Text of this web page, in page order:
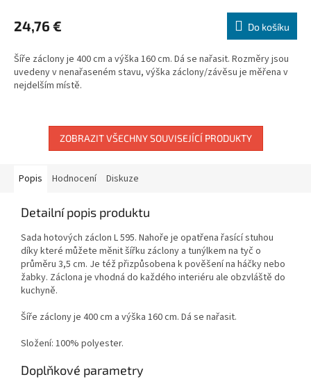
24,76 € Do košíku
Šíře záclony je 400 cm a výška 160 cm. Dá se nařasit. Rozměry jsou
uvedeny v nenařaseném stavu, výška záclony/závěsu je měřena v
nejdelším místě.
ZOBRAZIT VŠECHNY SOUVISEJÍCÍ PRODUKTY
Popis Hodnocení Diskuze
Detailní popis produktu
Sada hotových záclon L 595. Nahoře je opatřena řasící stuhou
díky které můžete měnit šířku záclony a tunýlkem na tyč o
průměru 3,5 cm. Je též přizpůsobena k pověšení na háčky nebo
žabky. Záclona je vhodná do každého interiéru ale obzvláště do
kuchyně.
Šíře záclony je 400 cm a výška 160 cm. Dá se nařasit.
Složení: 100% polyester.
Doplňkové parametry